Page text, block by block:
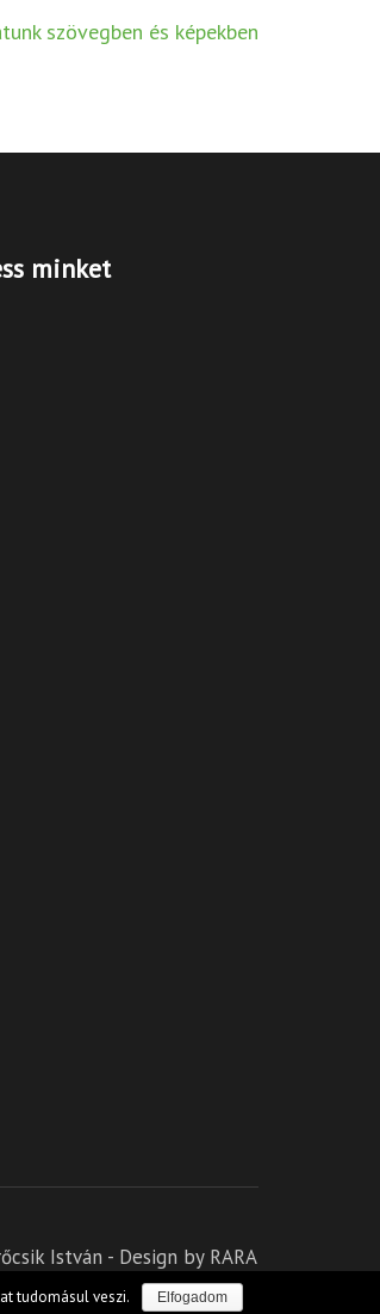
szövegben és képekben
minket
István - Design by RARA
tudomásul veszi. Elfogadom